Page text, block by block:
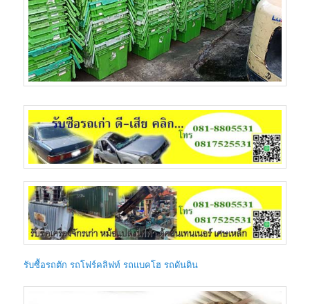
รับซื้อรถตัก รถโฟร์คลิฟท์ รถแบคโฮ รถดันดิน